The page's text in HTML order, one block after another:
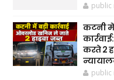
public
कटनी में
करते 2
public